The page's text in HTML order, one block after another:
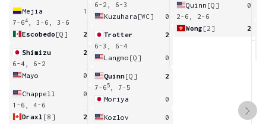
Mejia
1
7-64
, 3-6, 3-6
Escobedo [Q] 2
Shimizu
2
6-4, 6-2
Mayo
0
Chappell
0
1-6, 4-6
Draxl [8] 2
6-2, 6-3
Kuzuhara [WC] 0
Trotter
2
6-3, 6-4
Langmo [Q] 0
Quinn[Q]
2
7-6 5
, 7-5
Moriya
0
Kozlov
0
Quinn [Q]
0
2-6, 2-6
Wong [2] 2